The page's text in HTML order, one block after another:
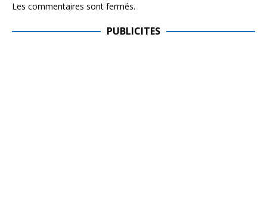
Les commentaires sont fermés.
PUBLICITES